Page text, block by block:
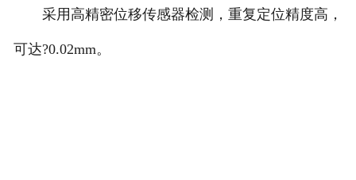
采用高精密位移传感器检测，重复定位精度高，
可达?0.02mm。